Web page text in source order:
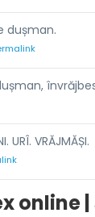
dușman.
URÎ. VRĂJMĂȘI.
online